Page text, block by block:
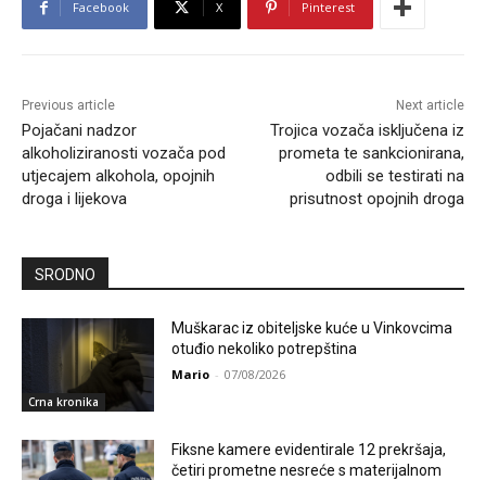
Facebook X Pinterest
Previous article
Pojačani nadzor
alkoholiziranosti vozača pod
utjecajem alkohola, opojnih
droga i lijekova
Next article
Trojica vozača isključena iz
prometa te sankcionirana,
odbili se testirati na
prisutnost opojnih droga
SRODNO
Crna kronika
Muškarac iz obiteljske kuće u Vinkovcima
otuđio nekoliko potrepština
Mario - 07/08/2026
Fiksne kamere evidentirale 12 prekršaja,
četiri prometne nesreće s materijalnom